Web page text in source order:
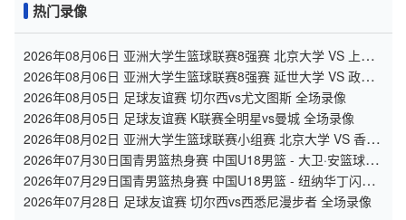
热门录像
2026年08月06日 亚洲大学生篮球联赛8强赛 北京大学 VS 上海
交通大学 全场录像
2026年08月06日 亚洲大学生篮球联赛8强赛 延世大学 VS 政治
大学 全场录像
2026年08月05日 足球友谊赛 切尔西vs尤文图斯 全场录像
2026年08月05日 足球友谊赛 K联赛全明星vs曼城 全场录像
2026年08月02日 亚洲大学生篮球联赛小组赛 北京大学 VS 香港
中文大学 全场录像
2026年07月30日国青男篮热身赛 中国U18男篮 - 大卫·安篮球学
院 全场录像
2026年07月29日国青男篮热身赛 中国U18男篮 - 纽纳华丁闪电
队 全场录像
2026年07月28日 足球友谊赛 切尔西vs西悉尼漫步者 全场录像